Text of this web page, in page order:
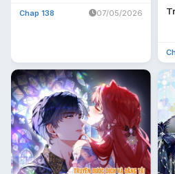
Chap 138 07/05/2026